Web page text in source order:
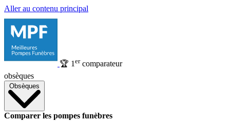
Aller au contenu principal
🏆 1 ercomparateur
obsèques
Obsèques
Comparer les pompes funèbres